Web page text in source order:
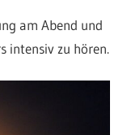
am Abend und
intensiv zu hören.